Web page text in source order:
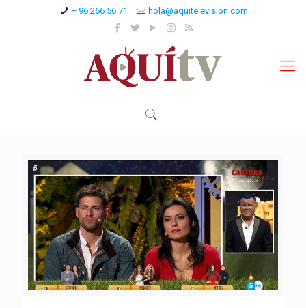
+ 96 266 56 71 hola@aquitelevision.com